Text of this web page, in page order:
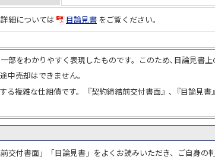
細については 目論見書 をご覧ください。
部をわかりやすく表現したものです。このため､目論見書上
中売却はできません。
る複雑な仕組債です。『契約締結前交付書面』､『目論見
交付書面」「目論見書」をよくお読みいただき、ご自身の